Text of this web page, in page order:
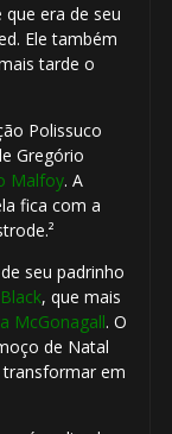
era de seu
Ele também
tarde o
Polissuco
Gregório
Malfoy. A
fica com a
seu padrinho
, que mais
McGonagall. O
de Natal
transformar em